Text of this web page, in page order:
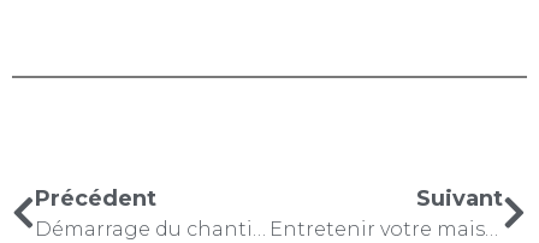
Précédent
Démarrage du chantier à Trêves
Suivant
Entretenir votre maison neuve : nos conseils